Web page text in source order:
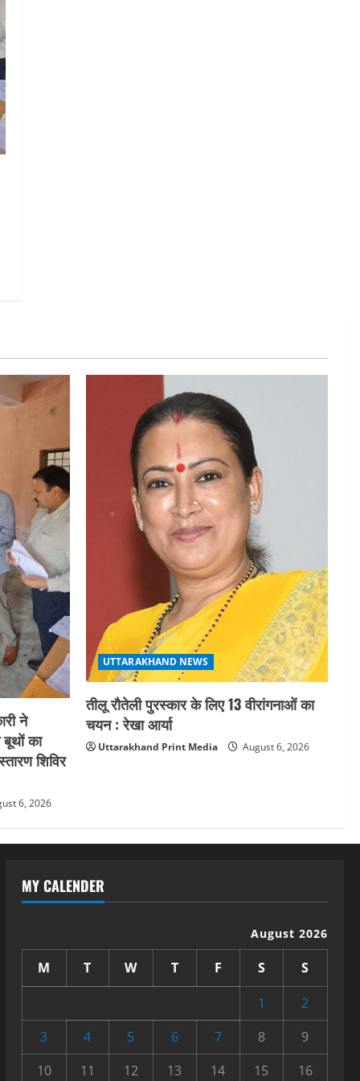
ने
का
शिविर
6, 2026
UTTARAKHAND NEWS
तीलू रौतेली पुरस्कार के लिए 13 वीरांगनाओं का
चयन : रेखा आर्या
Uttarakhand Print Media August 6, 2026
MY CALENDER
August 2026
M T W T F S
S
1
2
3
4 5 6 7 8
9
10
11 12 13 14 15 16